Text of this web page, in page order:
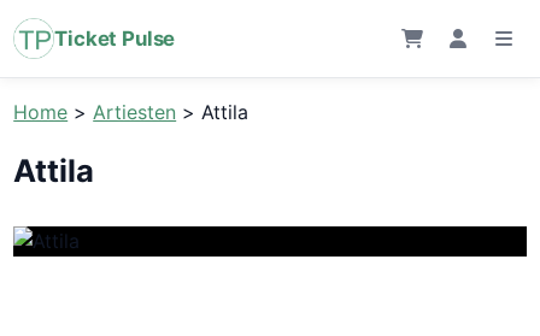
Ticket Pulse
Home >Artiesten >Attila
Attila